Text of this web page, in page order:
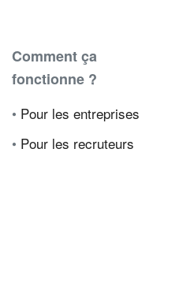
Comment ça
fonctionne ?
• Pour les entreprises
• Pour les recruteurs